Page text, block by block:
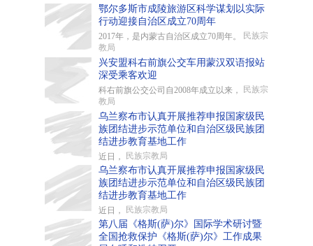
鄂尔多斯市成陵旅游区科学谋划以实际
行动迎接自治区成立70周年
2017年，是内蒙古自治区成立70周年。
民族宗
教局
兴安盟科右前旗公交车用蒙汉双语报站
深受乘客欢迎
科右前旗公交公司自2008年成立以来，
民族宗
教局
乌兰察布市认真开展推荐申报国家级民
族团结进步示范单位和自治区级民族团
结进步教育基地工作
近日， 民族宗教局
乌兰察布市认真开展推荐申报国家级民
族团结进步示范单位和自治区级民族团
结进步教育基地工作
近日， 民族宗教局
第八届《格斯(萨)尔》国际学术研讨暨
全国抢救保护《格斯(萨)尔》工作成果